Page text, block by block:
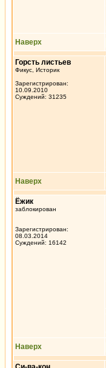
Наверх
Горсть листьев
Фикус, Историк
Зарегистрирован:
10.09.2010
Суждений: 31235
Наверх
Ёжик
заблокирован
Зарегистрирован:
08.03.2014
Суждений: 16142
Наверх